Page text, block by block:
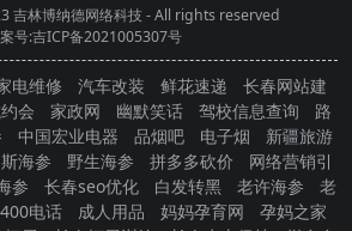
吉林博纳德网络科技- All rights reserved
号:吉ICP备2021005307号
电维修 汽车改装 鲜花速递
长春网站建
会 家政网 幽默笑话 驾校信息查询
路
中国宏业电器 品烟吧 电子烟
新疆旅游
海参 野生海参 拼多多砍价
网络营销引
参 长春seo优化 白发转黑 老许海参
老
400电话 成人用品 妈妈孕育网
孕妈之家